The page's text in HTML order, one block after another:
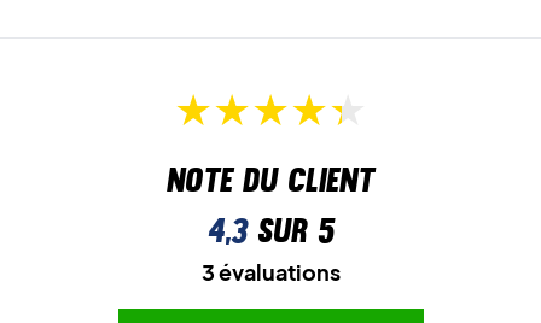
Note du client
4,3sur 5
3 évaluations